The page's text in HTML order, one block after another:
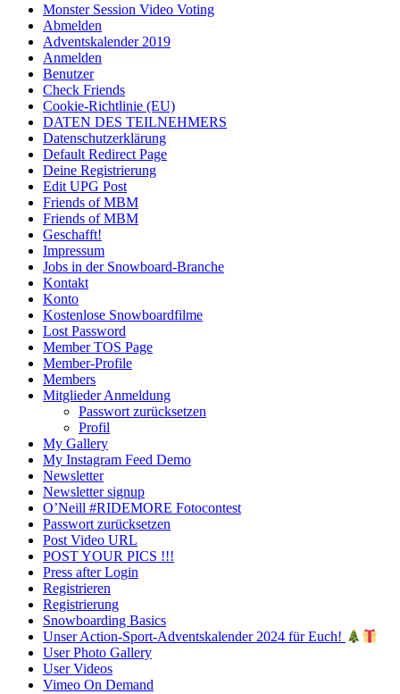
Monster Session Video Voting
Abmelden
Adventskalender 2019
Anmelden
Benutzer
Check Friends
Cookie-Richtlinie (EU)
DATEN DES TEILNEHMERS
Datenschutzerklärung
Default Redirect Page
Deine Registrierung
Edit UPG Post
Friends of MBM
Friends of MBM
Geschafft!
Impressum
Jobs in der Snowboard-Branche
Kontakt
Konto
Kostenlose Snowboardfilme
Lost Password
Member TOS Page
Member-Profile
Members
Mitglieder Anmeldung
Passwort zurücksetzen
Profil
My Gallery
My Instagram Feed Demo
Newsletter
Newsletter signup
O’Neill #RIDEMORE Fotocontest
Passwort zurücksetzen
Post Video URL
POST YOUR PICS !!!
Press after Login
Registrieren
Registrierung
Snowboarding Basics
Unser Action-Sport-Adventskalender 2024 für Euch!
User Photo Gallery
User Videos
Vimeo On Demand